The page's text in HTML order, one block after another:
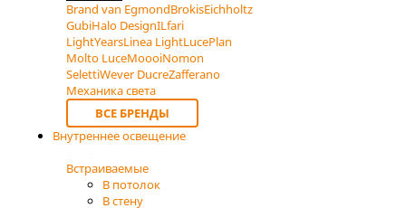
Brand van EgmondBrokisEichholtz
GubiHalo DesignILfari
LightYearsLinea LightLucePlan
Molto LuceMoooiNomon
SelettiWever DucreZafferano
Механика света
ВСЕ БРЕНДЫ
Внутреннее освещение
Встраиваемые
В потолок
В стену